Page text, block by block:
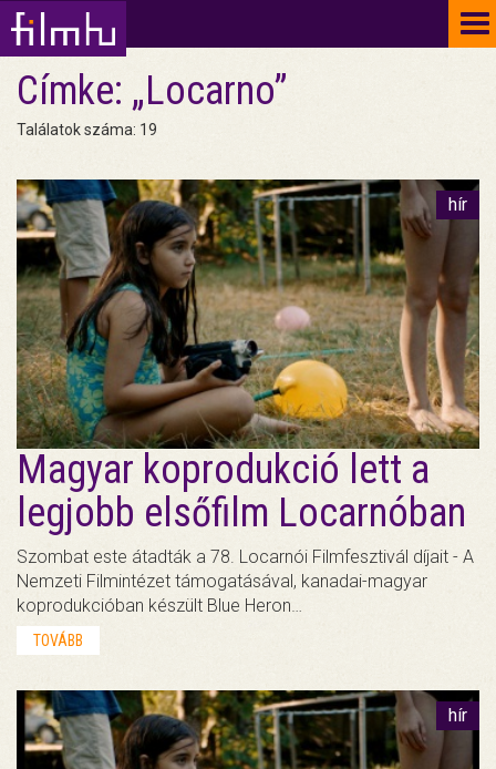
Címke: „Locarno”
Találatok száma: 19
hír
Magyar koprodukció lett a
legjobb elsőfilm Locarnóban
Szombat este átadták a 78. Locarnói Filmfesztivál díjait - A
Nemzeti Filmintézet támogatásával, kanadai-magyar
koprodukcióban készült Blue Heron…
TOVÁBB
hír